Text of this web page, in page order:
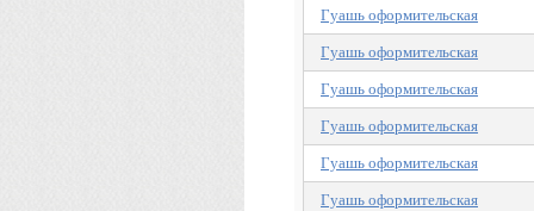
Гуашь оформительская
Гуашь оформительская
Гуашь оформительская
Гуашь оформительская
Гуашь оформительская
Гуашь оформительская